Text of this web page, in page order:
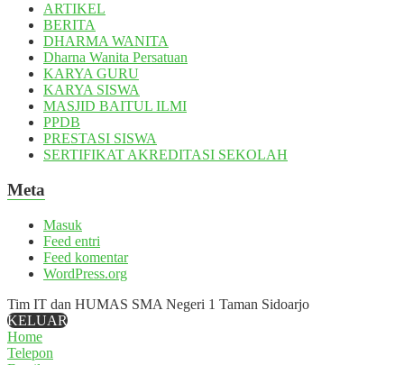
ARTIKEL
BERITA
DHARMA WANITA
Dharna Wanita Persatuan
KARYA GURU
KARYA SISWA
MASJID BAITUL ILMI
PPDB
PRESTASI SISWA
SERTIFIKAT AKREDITASI SEKOLAH
Meta
Masuk
Feed entri
Feed komentar
WordPress.org
Tim IT dan HUMAS SMA Negeri 1 Taman Sidoarjo
KELUAR
Home
Telepon